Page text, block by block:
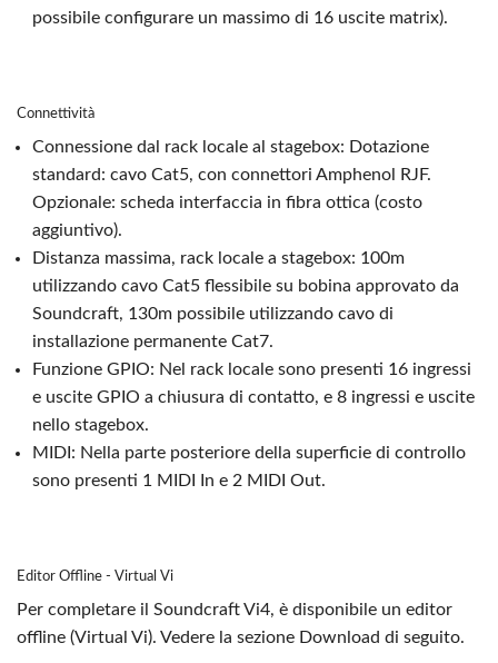
possibile configurare un massimo di 16 uscite matrix).
Connettività
Connessione dal rack locale al stagebox: Dotazione
standard: cavo Cat5, con connettori Amphenol RJF.
Opzionale: scheda interfaccia in fibra ottica (costo
aggiuntivo).
Distanza massima, rack locale a stagebox: 100m
utilizzando cavo Cat5 flessibile su bobina approvato da
Soundcraft, 130m possibile utilizzando cavo di
installazione permanente Cat7.
Funzione GPIO: Nel rack locale sono presenti 16 ingressi
e uscite GPIO a chiusura di contatto, e 8 ingressi e uscite
nello stagebox.
MIDI: Nella parte posteriore della superficie di controllo
sono presenti 1 MIDI In e 2 MIDI Out.
Editor Offline - Virtual Vi
Per completare il Soundcraft Vi4, è disponibile un editor
offline (Virtual Vi). Vedere la sezione Download di seguito.